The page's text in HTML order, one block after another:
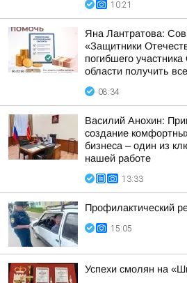
10:21
Яна Лантратова:
«Защитники
погибшего
области получить
08:34
Василий Анохин:
создание
бизнеса – один из
нашей работе
13:33
Профилактический
15:05
Успехи смолян на